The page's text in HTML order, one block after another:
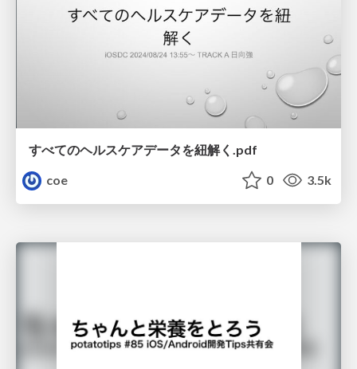
すべてのヘルスケアデータを紐解く.pdf
coe
0 3.5k